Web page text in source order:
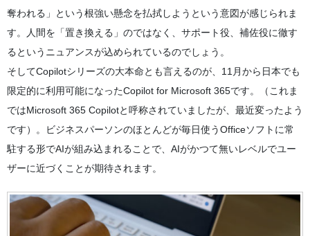
奪われる」という根強い懸念を払拭しようという意図が感じられま
す。人間を「置き換える」のではなく、サポート役、補佐役に徹す
るというニュアンスが込められているのでしょう。
そしてCopilotシリーズの大本命とも言えるのが、11月から日本でも
限定的に利用可能になったCopilot for Microsoft 365です。（これま
ではMicrosoft 365 Copilotと呼称されていましたが、最近変ったよう
です）。ビジネスパーソンのほとんどが毎日使うOfficeソフトに常
駐する形でAIが組み込まれることで、AIがかつて無いレベルでユー
ザーに近づくことが期待されます。